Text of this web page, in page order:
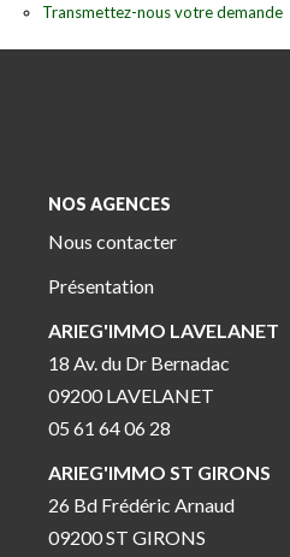
Transmettez-nous votre demande
NOS AGENCES
Nous contacter
Présentation
ARIEG'IMMO LAVELANET
18 Av. du Dr Bernadac
09200 LAVELANET
05 61 64 06 28
ARIEG'IMMO ST GIRONS
26 Bd Frédéric Arnaud
09200 ST GIRONS